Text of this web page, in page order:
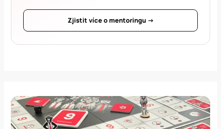
Zjistit více o mentoringu →